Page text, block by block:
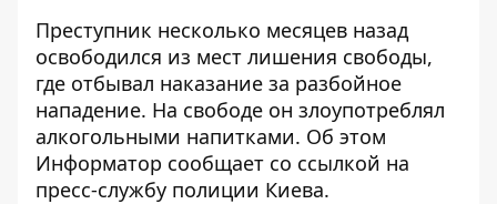
Преступник несколько месяцев назад
освободился из мест лишения свободы,
где отбывал наказание за разбойное
нападение. На свободе он злоупотреблял
алкогольными напитками. Об этом
Информатор сообщает со ссылкой на
пресс-службу полиции Киева.